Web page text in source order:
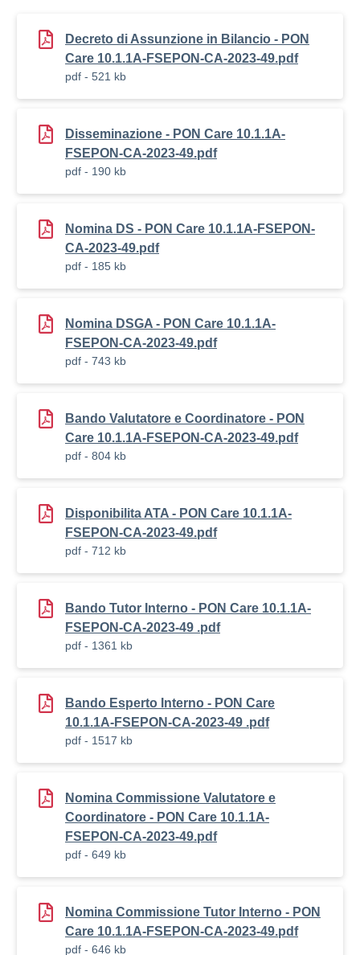
Decreto di Assunzione in Bilancio - PON
Care 10.1.1A-FSEPON-CA-2023-49.pdf
pdf - 521 kb
Disseminazione - PON Care 10.1.1A-
FSEPON-CA-2023-49.pdf
pdf - 190 kb
Nomina DS - PON Care 10.1.1A-FSEPON-
CA-2023-49.pdf
pdf - 185 kb
Nomina DSGA - PON Care 10.1.1A-
FSEPON-CA-2023-49.pdf
pdf - 743 kb
Bando Valutatore e Coordinatore - PON
Care 10.1.1A-FSEPON-CA-2023-49.pdf
pdf - 804 kb
Disponibilita ATA - PON Care 10.1.1A-
FSEPON-CA-2023-49.pdf
pdf - 712 kb
Bando Tutor Interno - PON Care 10.1.1A-
FSEPON-CA-2023-49 .pdf
pdf - 1361 kb
Bando Esperto Interno - PON Care
10.1.1A-FSEPON-CA-2023-49 .pdf
pdf - 1517 kb
Nomina Commissione Valutatore e
Coordinatore - PON Care 10.1.1A-
FSEPON-CA-2023-49.pdf
pdf - 649 kb
Nomina Commissione Tutor Interno - PON
Care 10.1.1A-FSEPON-CA-2023-49.pdf
pdf - 646 kb